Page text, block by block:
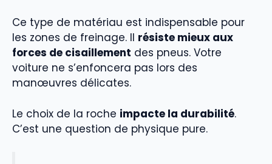
Ce type de matériau est indispensable pour
les zones de freinage. Il résiste mieux aux
forces de cisaillement des pneus. Votre
voiture ne s’enfoncera pas lors des
manœuvres délicates.
Le choix de la roche impacte la durabilité.
C’est une question de physique pure.